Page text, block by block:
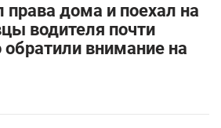
права дома и поехал на
водителя почти
обратили внимание на